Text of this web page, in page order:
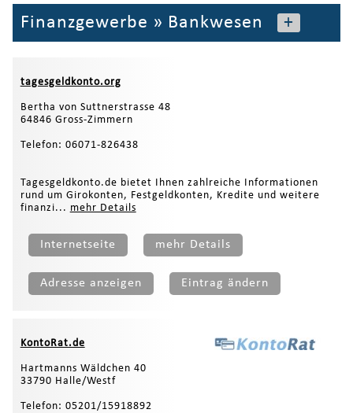
Finanzgewerbe » Bankwesen +
tagesgeldkonto.org
Bertha von Suttnerstrasse 48
64846 Gross-Zimmern
Telefon: 06071-826438
Tagesgeldkonto.de bietet Ihnen zahlreiche Informationen
rund um Girokonten, Festgeldkonten, Kredite und weitere
finanzi... mehr Details
Internetseite mehr Details
Adresse anzeigen Eintrag ändern
KontoRat.de
Hartmanns Wäldchen 40
33790 Halle/Westf
Telefon: 05201/15918892